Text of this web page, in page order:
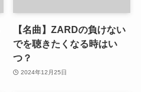
【名曲】ZARDの負けない
でを聴きたくなる時はい
つ？
2024年12月25日